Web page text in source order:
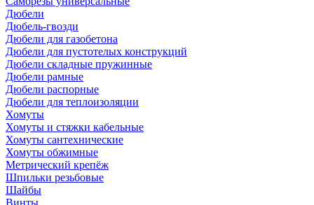
Дюбели
Дюбель-гвозди
Дюбели для газобетона
Дюбели для пустотелых конструкций
Дюбели складные пружинные
Дюбели рамные
Дюбели распорные
Дюбели для теплоизоляции
Хомуты
Хомуты и стяжки кабельные
Хомуты сантехнические
Хомуты обжимные
Метрический крепёж
Шпильки резьбовые
Шайбы
Винты